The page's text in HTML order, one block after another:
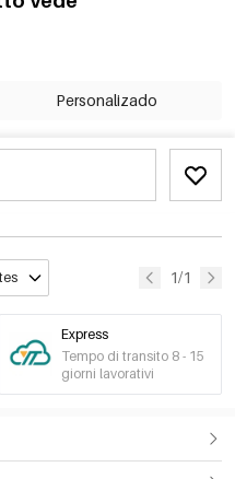
Personalizado
1/1
Express
Tempo di transito 8 - 15
giorni lavorativi